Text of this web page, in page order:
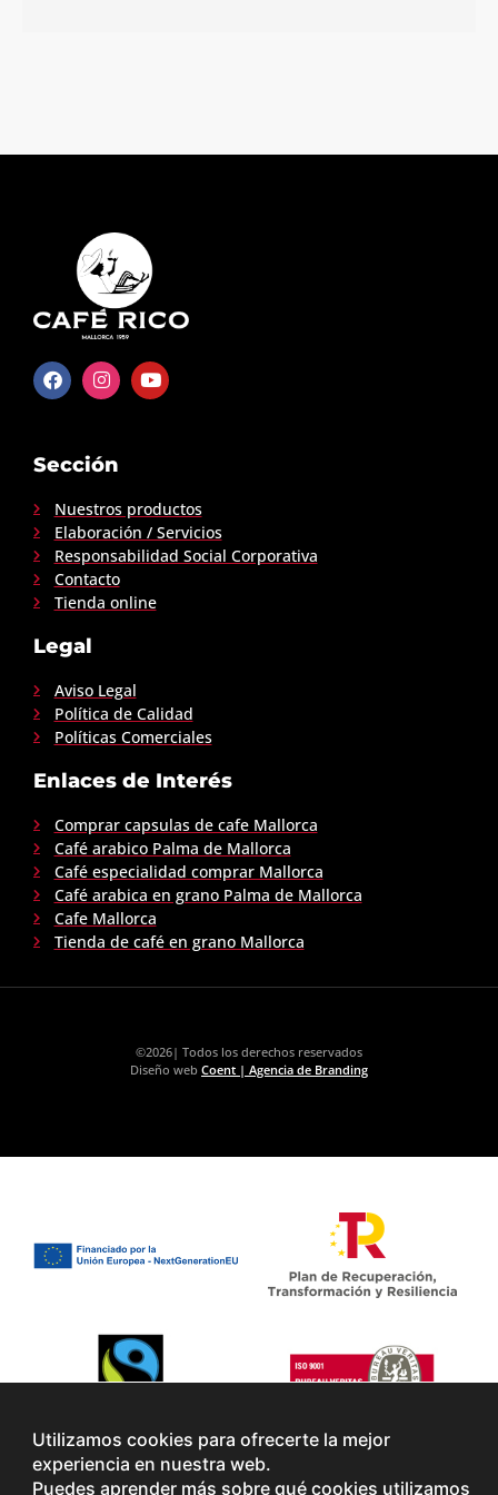
Sección
Nuestros productos
Elaboración / Servicios
Responsabilidad Social Corporativa
Contacto
Tienda online
Legal
Aviso Legal
Política de Calidad
Políticas Comerciales
Enlaces de Interés
Comprar capsulas de cafe Mallorca
Café arabico Palma de Mallorca
Café especialidad comprar Mallorca
Café arabica en grano Palma de Mallorca
Cafe Mallorca
Tienda de café en grano Mallorca
©2026| Todos los derechos reservados
Diseño web Coent | Agencia de Branding
Utilizamos cookies para ofrecerte la mejor
experiencia en nuestra web.
Puedes aprender más sobre qué cookies utilizamos